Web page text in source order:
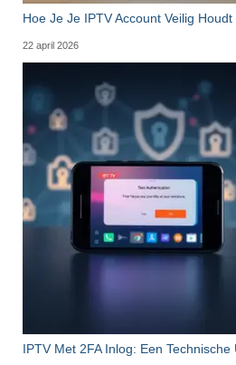
Hoe Je Je IPTV Account Veilig
22 april 2026
IPTV Met 2FA Inlog: Een Technische